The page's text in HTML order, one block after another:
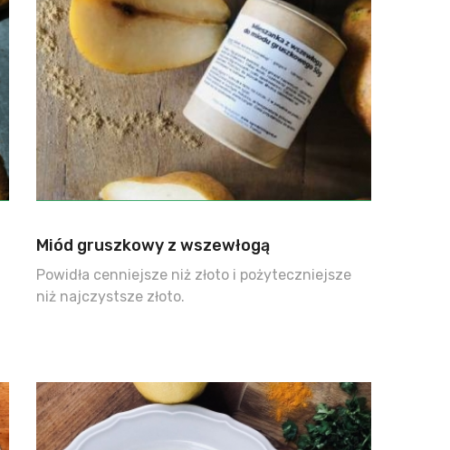
Miód gruszkowy z wszewłogą
Powidła cenniejsze niż złoto i pożyteczniejsze
niż najczystsze złoto.